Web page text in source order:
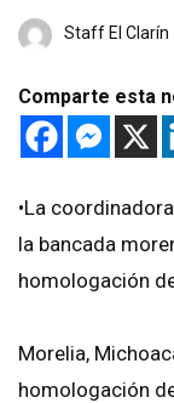
Staff El Clarín
Comparte esta
•La
la bancada
homologación
Morelia,
homologación